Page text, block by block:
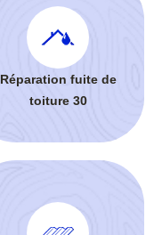
Réparation fuite de
toiture 30